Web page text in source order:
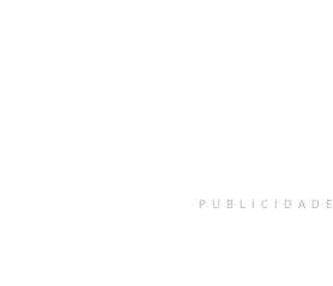
PUBLICIDADE